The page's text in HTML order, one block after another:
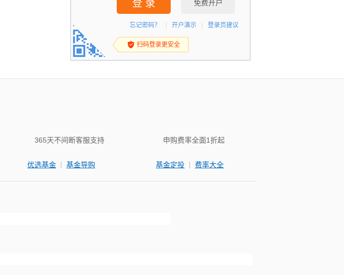
登 录 免费开户
忘记密码？ 开户演示 登录页建议
扫码登录更安全
365天不间断客服支持
优选基金 | 基金导购
申购费率全面1折起
基金定投 | 费率大全